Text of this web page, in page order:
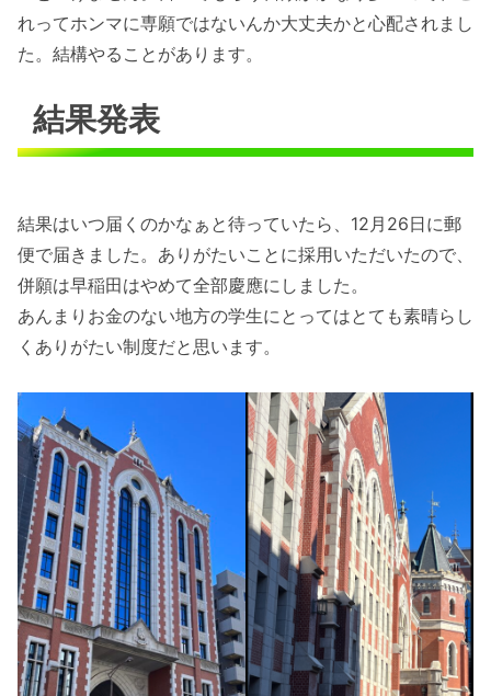
れってホンマに専願ではないんか大丈夫かと心配されまし
た。結構やることがあります。
結果発表
結果はいつ届くのかなぁと待っていたら、12月26日に郵
便で届きました。ありがたいことに採用いただいたので、
併願は早稲田はやめて全部慶應にしました。
あんまりお金のない地方の学生にとってはとても素晴らし
くありがたい制度だと思います。